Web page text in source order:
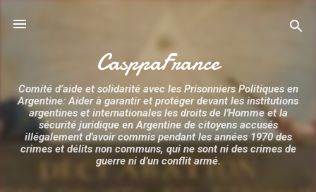
CasppaFrance
Comité d’aide et solidarité avec les Prisonniers Politiques en
Argentine: Aider à garantir et protéger devant les institutions
argentines et internationales les droits de l'Homme et la
sécurité juridique en Argentine de citoyens accusés
illégalement d'avoir commis pendant les années 1970 des
crimes et délits non communs, qui ne sont ni des crimes de
guerre ni d’un conflit armé.